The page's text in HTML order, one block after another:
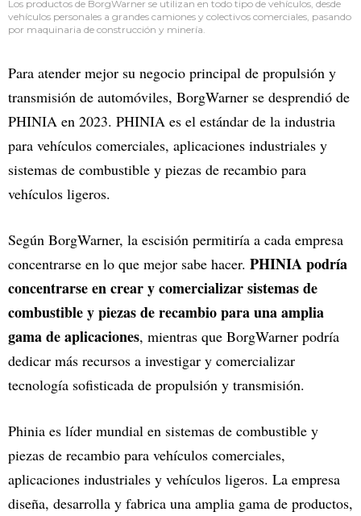
Los productos de BorgWarner se utilizan en todo tipo de vehículos, desde
vehículos personales a grandes camiones y colectivos comerciales, pasando
por maquinaria de construcción y minería.
Para atender mejor su negocio principal de propulsión y
transmisión de automóviles, BorgWarner se desprendió de
PHINIA en 2023. PHINIA es el estándar de la industria
para vehículos comerciales, aplicaciones industriales y
sistemas de combustible y piezas de recambio para
vehículos ligeros.
Según BorgWarner, la escisión permitiría a cada empresa
concentrarse en lo que mejor sabe hacer. PHINIA podría
concentrarse en crear y comercializar sistemas de
combustible y piezas de recambio para una amplia
gama de aplicaciones, mientras que BorgWarner podría
dedicar más recursos a investigar y comercializar
tecnología sofisticada de propulsión y transmisión.
Phinia es líder mundial en sistemas de combustible y
piezas de recambio para vehículos comerciales,
aplicaciones industriales y vehículos ligeros. La empresa
diseña, desarrolla y fabrica una amplia gama de productos,